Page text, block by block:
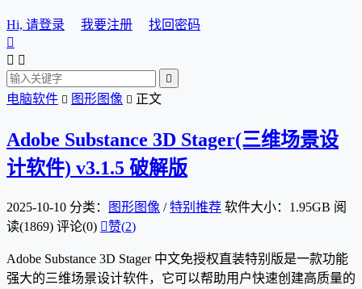
Hi, 请登录 我要注册
找回密码

 

电脑软件  图形图像  正文
Adobe Substance 3D Stager(三维场景设
计软件) v3.1.5 破解版
2025-10-10 分类： 图形图像 /特别推荐 软件大小：1.95GB 阅
读(1869) 评论(0) 赞(2)
Adobe Substance 3D Stager 中文免授权直装特别版是一款功能
强大的三维场景设计软件，它可以帮助用户快速创建高质量的